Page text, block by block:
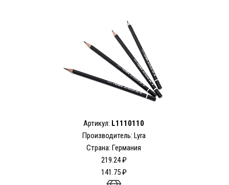
Артикул: L1110110
Производитель: Lyra
Страна: Германия
219.24 ₽
141.75 ₽